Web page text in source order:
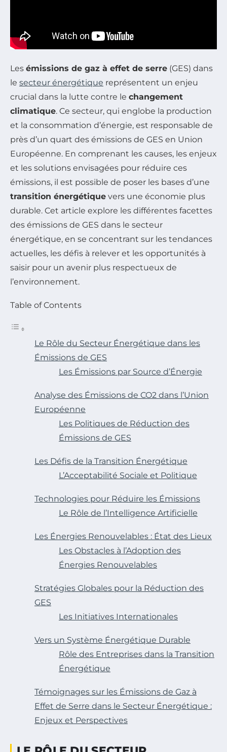
Les émissions de gaz à effet de serre (GES) dans
le secteur énergétique représentent un enjeu
crucial dans la lutte contre le changement
climatique. Ce secteur, qui englobe la production
et la consommation d’énergie, est responsable de
près d’un quart des émissions de GES en Union
Européenne. En comprenant les causes, les enjeux
et les solutions envisagées pour réduire ces
émissions, il est possible de poser les bases d’une
transition énergétique vers une économie plus
durable. Cet article explore les différentes facettes
des émissions de GES dans le secteur
énergétique, en se concentrant sur les tendances
actuelles, les défis à relever et les opportunités à
saisir pour un avenir plus respectueux de
l’environnement.
Table of Contents
Le Rôle du Secteur Énergétique dans les
Émissions de GES
Les Émissions par Source d’Énergie
Analyse des Émissions de CO2 dans l’Union
Européenne
Les Politiques de Réduction des
Émissions de GES
Les Défis de la Transition Énergétique
L’Acceptabilité Sociale et Politique
Technologies pour Réduire les Émissions
Le Rôle de l’Intelligence Artificielle
Les Énergies Renouvelables : État des Lieux
Les Obstacles à l’Adoption des
Énergies Renouvelables
Stratégies Globales pour la Réduction des
GES
Les Initiatives Internationales
Vers un Système Énergétique Durable
Rôle des Entreprises dans la Transition
Énergétique
Témoignages sur les Émissions de Gaz à
Effet de Serre dans le Secteur Énergétique :
Enjeux et Perspectives